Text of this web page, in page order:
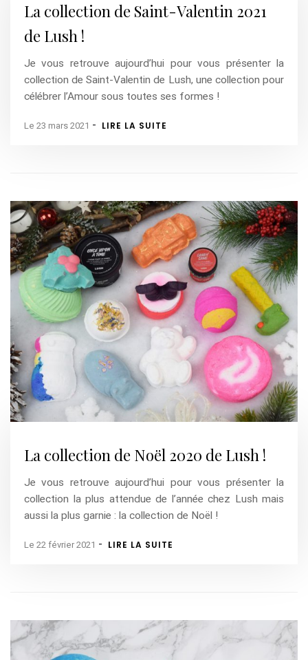
La collection de Saint-Valentin 2021
de Lush !
Je vous retrouve aujourd’hui pour vous présenter la
collection de Saint-Valentin de Lush, une collection pour
célébrer l’Amour sous toutes ses formes !
Le 23 mars 2021 - LIRE LA SUITE
La collection de Noël 2020 de Lush !
Je vous retrouve aujourd’hui pour vous présenter la
collection la plus attendue de l’année chez Lush mais
aussi la plus garnie : la collection de Noël !
Le 22 février 2021 - LIRE LA SUITE